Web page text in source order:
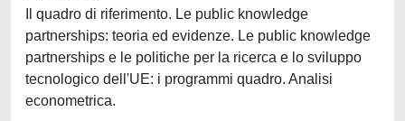
Il quadro di riferimento. Le public knowledge
partnerships: teoria ed evidenze. Le public knowledge
partnerships e le politiche per la ricerca e lo sviluppo
tecnologico dell'UE: i programmi quadro. Analisi
econometrica.